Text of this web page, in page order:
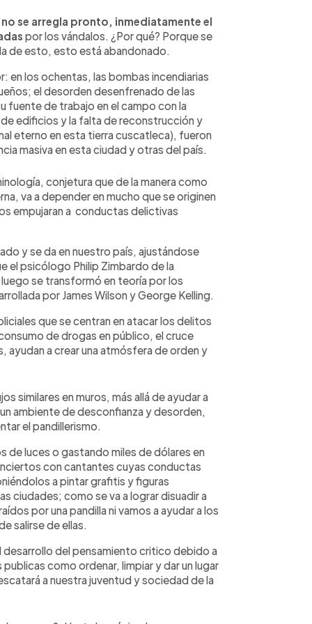
se arregla pronto, inmediatamente el
por los vándalos. ¿Por qué? Porque se
de esto, esto está abandonado.
en los ochentas, las bombas incendiarias
el desorden desenfrenado de las
fuente de trabajo en el campo con la
edificios y la falta de reconstrucción y
eterno en esta tierra cuscatleca), fueron
masiva en esta ciudad y otras del país.
conjetura que de la manera como
va a depender en mucho que se originen
empujaran a conductas delictivas
y se da en nuestro país, ajustándose
el psicólogo Philip Zimbardo de la
se transformó en teoría por los
por James Wilson y George Kelling.
que se centran en atacar los delitos
de drogas en público, el cruce
a crear una atmósfera de orden y
similares en muros, más allá de ayudar a
ambiente de desconfianza y desorden,
el pandillerismo.
luces o gastando miles de dólares en
con cantantes cuyas conductas
a pintar grafitis y figuras
ciudades; como se va a lograr disuadir a
por una pandilla ni vamos a ayudar a los
salirse de ellas.
desarrollo del pensamiento critico debido a
como ordenar, limpiar y dar un lugar
a nuestra juventud y sociedad de la